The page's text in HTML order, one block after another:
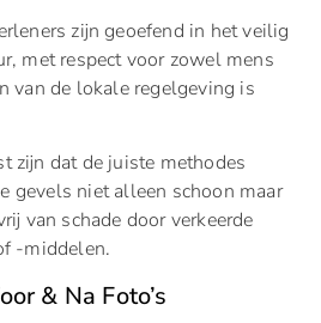
zijn geoefend in het veilig
met respect voor zowel mens
van de lokale regelgeving is
zijn dat de juiste methodes
gevels niet alleen schoon maar
van schade door verkeerde
-middelen.
& Na Foto’s